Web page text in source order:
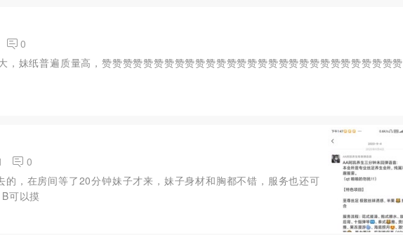
0
，妹纸普遍质量高，赞赞赞赞赞赞赞赞赞赞赞赞赞赞赞赞赞赞赞赞赞赞赞赞赞赞赞赞赞
0
的，在房间等了20分钟妹子才来，妹子身材和胸都不错，服务也还可
可以摸